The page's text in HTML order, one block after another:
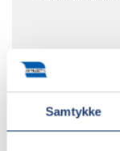
Samtykke
Afvikling af